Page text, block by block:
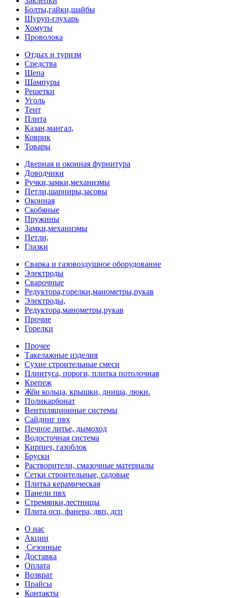
Болты,гайки,шайбы
Шуруп-глухарь
Хомуты
Проволока
Отдых и туризм
Средства
Щепа
Шампуры
Решетки
Уголь
Тент
Плита
Казан,мангал,
Коврик
Товары
Дверная и оконная фурнитура
Доводчики
Ручки,замки,механизмы
Петли,шарниры,засовы
Оконная
Скобяные
Пружины
Замки,механизмы
Петли,
Глазки
Сварка и газовоздушное оборудование
Электроды
Сварочные
Редуктора,горелки,манометры,рукав
Электроды,
Редуктора,манометры,рукав
Прочие
Горелки
Прочее
Такелажные изделия
Сухие строительные смеси
Плинтуса, пороги, плитка потолочная
Крепеж
Жби кольца, крышки, днища, люки.
Поликарбонат
Вентиляционные системы
Сайдинг пвх
Печное литье, дымоход
Водосточная система
Кирпич, газоблок
Бруски
Растворители, смазочные материалы
Сетки строительные, садовые
Плитка керамическая
Панели пвх
Стремянки,лестницы
Плита осп, фанера, двп, дсп
О нас
Акции
Сезонные
Доставка
Оплата
Возврат
Прайсы
Контакты